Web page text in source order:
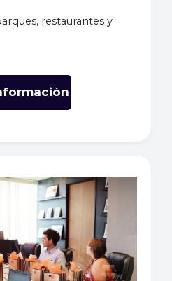
restaurantes y